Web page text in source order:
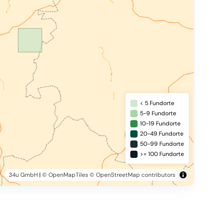
34u GmbH| © OpenMapTiles© OpenStreetMap contributors
< 5 Fundorte
5-9 Fundorte
10-19 Fundorte
20-49 Fundorte
50-99 Fundorte
>= 100 Fundorte